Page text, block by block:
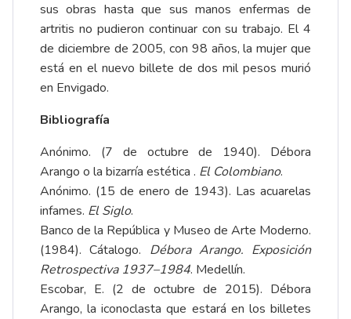
sus obras hasta que sus manos enfermas de
artritis no pudieron continuar con su trabajo. El 4
de diciembre de 2005, con 98 años, la mujer que
está en el nuevo billete de dos mil pesos murió
en Envigado.
Bibliografía
Anónimo. (7 de octubre de 1940). Débora
Arango o la bizarría estética . El Colombiano.
Anónimo. (15 de enero de 1943). Las acuarelas
infames. El Siglo.
Banco de la República y Museo de Arte Moderno.
(1984). Cátalogo. Débora Arango. Exposición
Retrospectiva 1937–1984. Medellín.
Escobar, E. (2 de octubre de 2015). Débora
Arango, la iconoclasta que estará en los billetes